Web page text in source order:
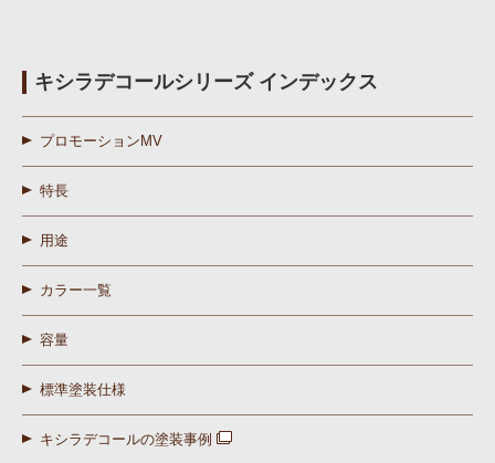
キシラデコールシリーズ インデックス
プロモーションMV
特長
用途
カラー一覧
容量
標準塗装仕様
キシラデコールの塗装事例